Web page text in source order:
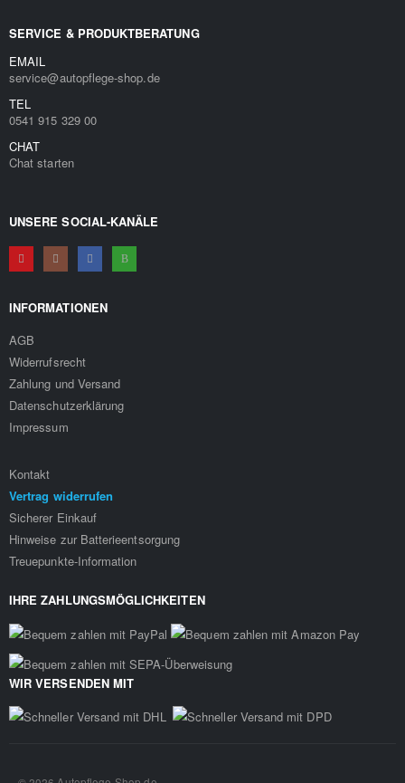
SERVICE & PRODUKTBERATUNG
EMAIL
service@autopflege-shop.de
TEL
0541 915 329 00
CHAT
Chat starten
UNSERE SOCIAL-KANÄLE
INFORMATIONEN
AGB
Widerrufsrecht
Zahlung und Versand
Datenschutzerklärung
Impressum
Kontakt
Vertrag widerrufen
Sicherer Einkauf
Hinweise zur Batterieentsorgung
Treuepunkte-Information
IHRE ZAHLUNGSMÖGLICHKEITEN
WIR VERSENDEN MIT